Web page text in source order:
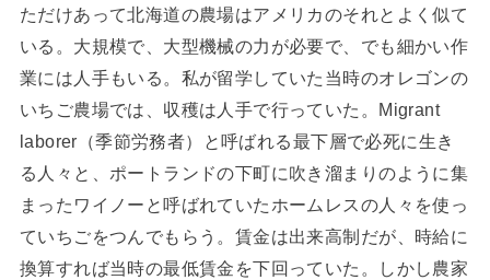
ただけあって北海道の農場はアメリカのそれとよく似て
いる。大規模で、大型機械の力が必要で、でも細かい作
業には人手もいる。私が留学していた当時のオレゴンの
いちご農場では、収穫は人手で行っていた。Migrant
laborer（季節労務者）と呼ばれる最下層で必死に生き
る人々と、ポートランドの下町に吹き溜まりのように集
まったワイノーと呼ばれていたホームレスの人々を使っ
ていちごをつんでもらう。賃金は出来高制だが、時給に
換算すれば当時の最低賃金を下回っていた。しかし農家